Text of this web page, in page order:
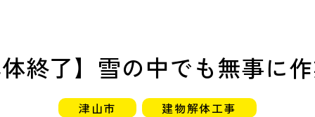
終了】雪の中でも無事に
津山市 建物解体工事